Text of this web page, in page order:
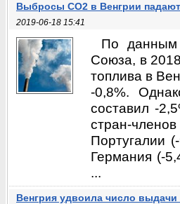
Выбросы CO2 в Венгрии
2019-06-18 15:41
По данным
Союза, в
топлива в
-0,8%.
составил -
стран-
Португалии
Германия (-
...
Венгрия удвоила число